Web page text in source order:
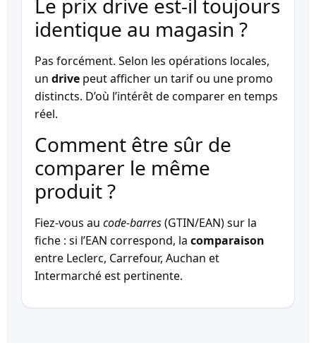
identique au magasin ?
Pas forcément. Selon les opérations locales,
un drive peut afficher un tarif ou une promo
distincts. D’où l’intérêt de comparer en temps
réel.
Comment être sûr de
comparer le même
produit ?
Fiez-vous au code-barres(GTIN/EAN) sur la
fiche : si l’EAN correspond, la comparaison
entre Leclerc, Carrefour, Auchan et
Intermarché est pertinente.